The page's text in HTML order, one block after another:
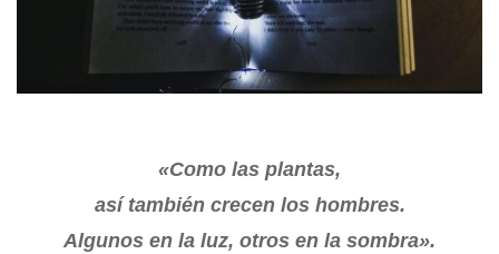
«Como las plantas,
así también crecen los hombres.
Algunos en la luz, otros en la sombra».